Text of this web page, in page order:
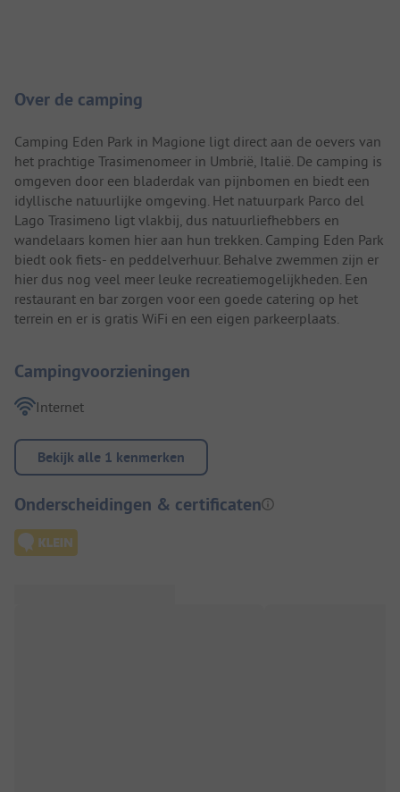
Over de camping
Camping Eden Park in Magione ligt direct aan de oevers van
het prachtige Trasimenomeer in Umbrië, Italië. De camping is
omgeven door een bladerdak van pijnbomen en biedt een
idyllische natuurlijke omgeving. Het natuurpark Parco del
Lago Trasimeno ligt vlakbij, dus natuurliefhebbers en
wandelaars komen hier aan hun trekken. Camping Eden Park
biedt ook fiets- en peddelverhuur. Behalve zwemmen zijn er
hier dus nog veel meer leuke recreatiemogelijkheden. Een
restaurant en bar zorgen voor een goede catering op het
terrein en er is gratis WiFi en een eigen parkeerplaats.
Campingvoorzieningen
Internet
Bekijk alle 1 kenmerken
Onderscheidingen & certificaten